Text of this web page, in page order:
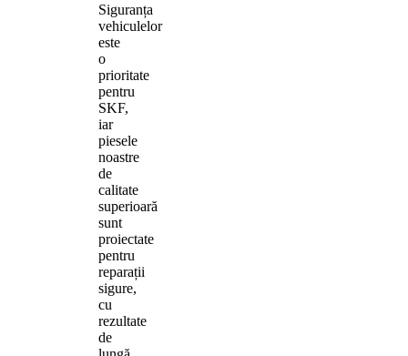
Siguranța
vehiculelor
este
o
prioritate
pentru
SKF,
iar
piesele
noastre
de
calitate
superioară
sunt
proiectate
pentru
reparații
sigure,
cu
rezultate
de